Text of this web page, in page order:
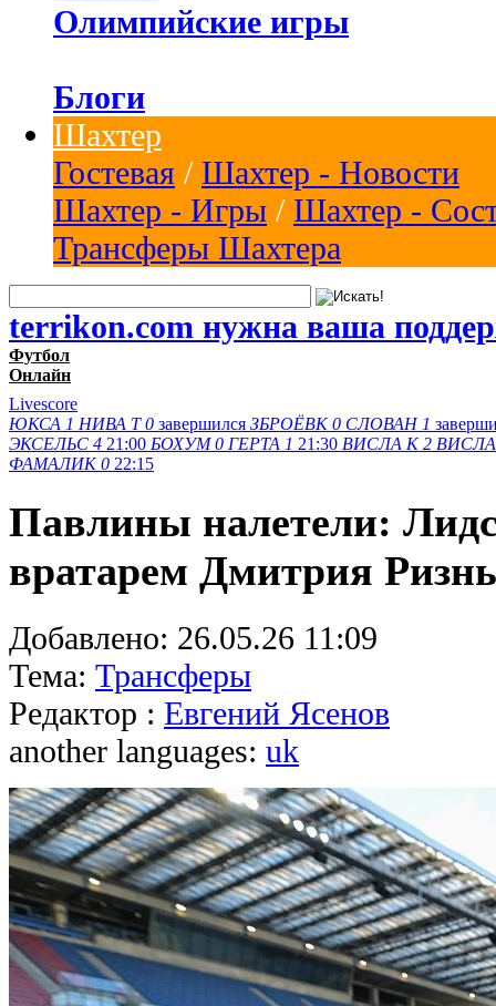
Олимпийские игры
Блоги
Шахтер
Гостевая / Шахтер - Новости
Шахтер - Игры / Шахтер -
Трансферы Шахтера
terrikon.com нужна ваша
Футбол
Онлайн
Livescore
ЮКСА 1 НИВА Т 0 завершился ЗБРОЁВК 0 СЛОВАН 1
ЭКСЕЛЬС 4 21:00 БОХУМ 0 ГЕРТА 1 21:30 ВИСЛА K 2
ФАМАЛИК 0 22:15
Павлины налетели:
вратарем Дмитрия
Добавлено: 26.05.26 11:09
Тема: Трансферы
Редактор : Евгений Ясенов
another languages: uk